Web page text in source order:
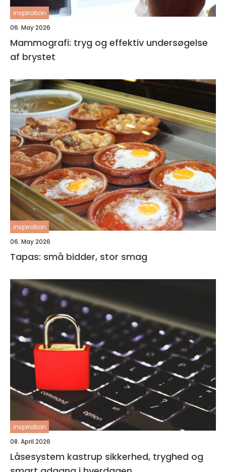
inspiration
06. May 2026
Mammografi: tryg og effektiv undersøgelse
af brystet
inspiration
06. May 2026
Tapas: små bidder, stor smag
inspiration
08. April 2026
Låsesystem kastrup sikkerhed, tryghed og